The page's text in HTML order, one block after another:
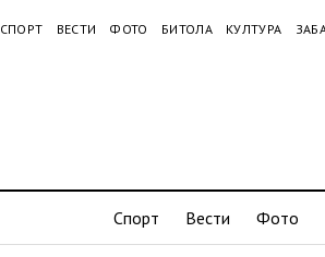
СПОРТ ВЕСТИ ФОТО БИТОЛА КУЛТУРА
Спорт Вести Фото